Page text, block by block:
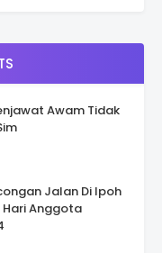
Awam Tidak
Jalan Di Ipoh
Anggota